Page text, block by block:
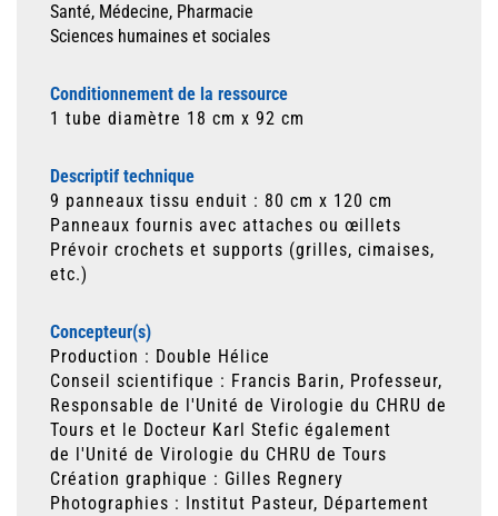
Santé, Médecine, Pharmacie
Sciences humaines et sociales
Conditionnement de la ressource
1 tube diamètre 18 cm x 92 cm
Descriptif technique
9 panneaux tissu enduit : 80 cm x 120 cm
Panneaux fournis avec attaches ou œillets
Prévoir crochets et supports (grilles, cimaises,
etc.)
Concepteur(s)
Production : Double Hélice
Conseil scientifique : Francis Barin, Professeur,
Responsable de l'Unité de Virologie du CHRU de
Tours et le Docteur Karl Stefic également
de l'Unité de Virologie du CHRU de Tours
Création graphique : Gilles Regnery
Photographies : Institut Pasteur, Département